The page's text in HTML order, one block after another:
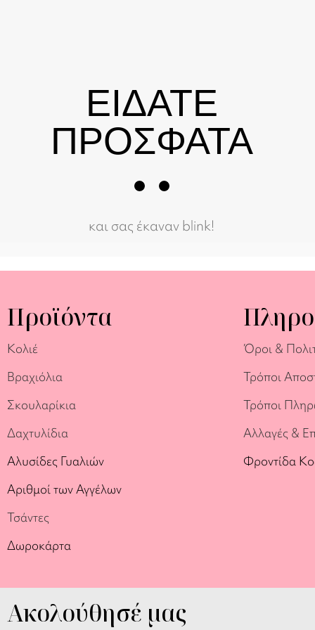
ΕΙΔΑΤΕ
ΠΡΟΣΦΑΤΑ
και σας έκαναν blink!
Προϊόντα
Κολιέ
Βραχιόλια
Σκουλαρίκια
Δαχτυλίδια
Αλυσίδες Γυαλιών
Αριθμοί των Αγγέλων
Τσάντες
Δωροκάρτα
Όροι &
Τρόποι
Τρόποι
Αλλαγές &
Φροντίδα
Ακολούθησέ μας